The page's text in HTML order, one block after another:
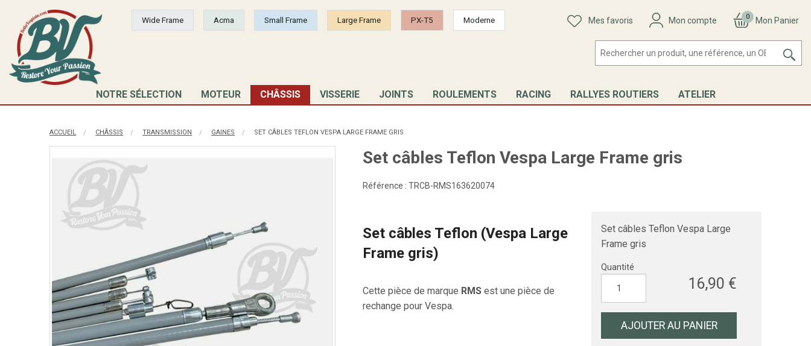
Wide Frame Acma Small Frame Large Frame PX-T5 Moderne Mes favoris Mon compte 0 Mon Panier
NOTRE SÉLECTION MOTEUR CHÂSSIS VISSERIE JOINTS ROULEMENTS RACING RALLYES ROUTIERS ATELIER
ACCUEIL CHÂSSIS TRANSMISSION GAINES SET CÂBLES TEFLON VESPA LARGE FRAME GRIS
Set câbles Teflon Vespa Large Frame gris
Référence :TRCB-RMS163620074
Set câbles Teflon Vespa Large
Frame gris
Quantité
16,90 €
AJOUTER AU PANIER
Set câbles Teflon (Vespa Large
Frame gris)
Cette pièce de marque RMS est une pièce de
rechange pour Vespa.